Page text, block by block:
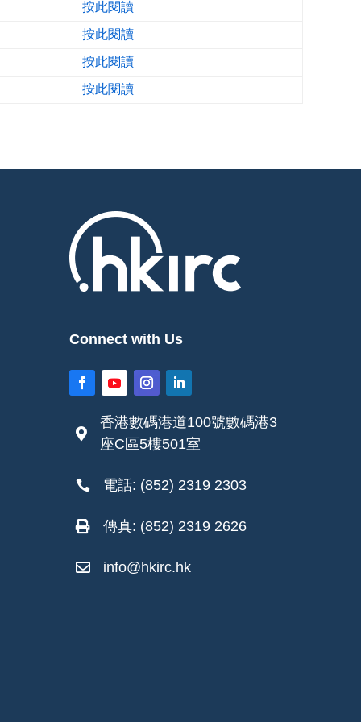
按此閱讀
按此閱讀
按此閱讀
按此閱讀
Connect with Us

香港數碼港道100號數碼港3
座C區5樓501室
 電話: (852) 2319 2303
 傳真: (852) 2319 2626
 info@hkirc.hk